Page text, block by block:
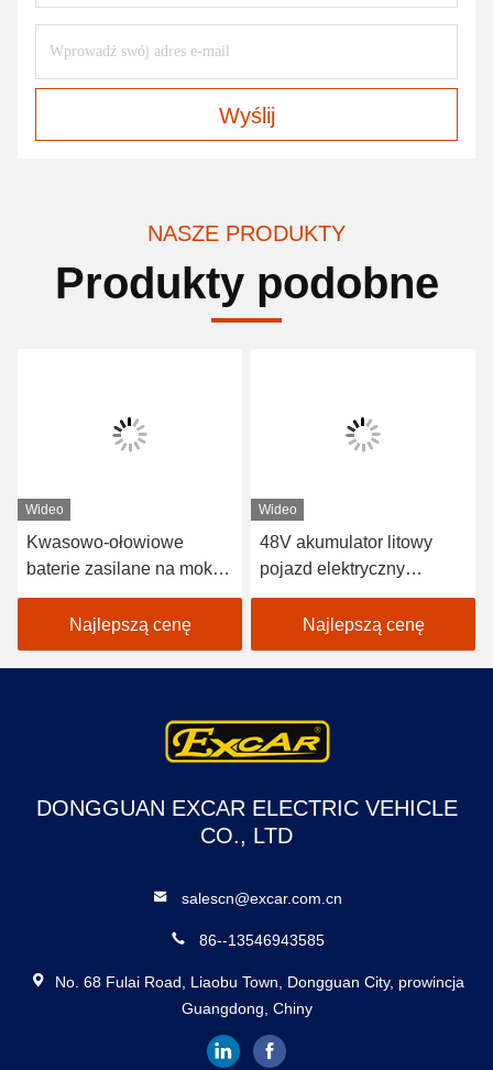
Wyślij
NASZE PRODUKTY
Produkty podobne
Wideo
Kwasowo-ołowiowe
baterie zasilane na mokro
2 miejsca Wózki golfowe /
Electric Buggy Car Golf
Najlepszą cenę
Wideo
48V akumulator litowy
pojazd elektryczny
samochód golfowy
EXCAR A1S6 + 2 biały
Najlepszą cenę
DONGGUAN EXCAR ELECTRIC VEHICLE
CO., LTD
salescn@excar.com.cn
86--13546943585
No. 68 Fulai Road, Liaobu Town, Dongguan City, prowincja
Guangdong, Chiny